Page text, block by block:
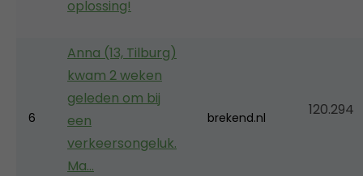
oplossing!
6
Anna (13, Tilburg)
kwam 2 weken
geleden om bij
een
verkeersongeluk.
Ma…
brekend.nl 120.294